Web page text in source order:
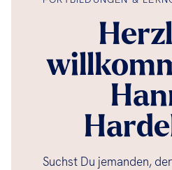
Suchst Du jemanden,